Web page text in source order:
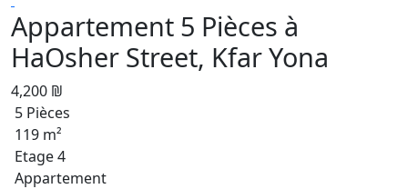
Appartement 5 Pièces à
HaOsher Street, Kfar Yona
4,200 ₪
5 Pièces
119 m²
Etage 4
Appartement